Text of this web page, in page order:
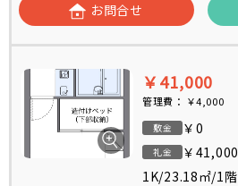
お問合せ
￥41,000
管理費： ￥4,000
敷金 ￥0
礼金
￥41,000
1K/23.18㎡/1階